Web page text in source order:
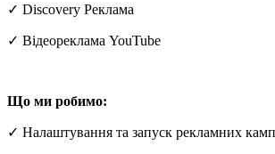
✓ Discovery Реклама
✓ Відеореклама YouTube
Що ми робимо:
✓ Налаштування та запуск рекламних